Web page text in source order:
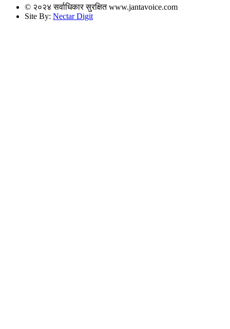
© २०२४ सर्वाधिकार सुरक्षित www.jantavoice.com
Site By: Nectar Digit